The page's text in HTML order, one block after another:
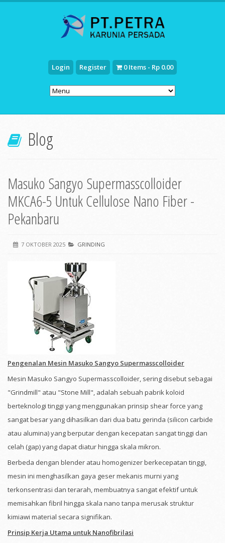
Login Register 0 Items - Rp 0.00
Blog
Masuko Sangyo Supermasscolloider
MKCA6-5 Untuk Cellulose Nano Fiber -
Pekanbaru
7 OKTOBER 2025 GRINDING
Pengenalan Mesin Masuko Sangyo Supermasscolloider
Mesin Masuko Sangyo Supermasscolloider, sering disebut sebagai
"Grindmill" atau "Stone Mill", adalah sebuah pabrik koloid
berteknologi tinggi yang menggunakan prinsip shear force yang
sangat besar yang dihasilkan dari dua batu gerinda (silicon carbide
atau alumina) yang berputar dengan kecepatan sangat tinggi dan
celah (gap) yang dapat diatur hingga skala mikron.
Berbeda dengan blender atau homogenizer berkecepatan tinggi,
mesin ini menghasilkan gaya geser mekanis murni yang
terkonsentrasi dan terarah, membuatnya sangat efektif untuk
memisahkan fibril hingga skala nano tanpa merusak struktur
kimiawi material secara signifikan.
Prinsip Kerja Utama untuk Nanofibrilasi